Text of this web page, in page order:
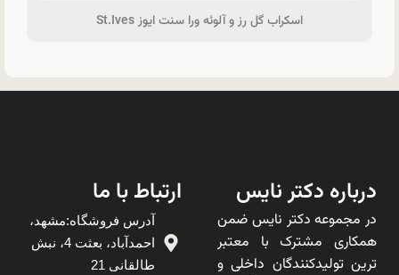
اسکراب گل رز و آلوئه ورا سنت ایوز St.Ives
درباره دکتر نایس
در مجموعه دکتر نایس ضمن
همکاری مشترک با معتبر
ترین تولیدکنندگان داخلی و
ارتباط با ما
آدرس فروشگاه:مشهد،
احمدآباد، بعثت 4، نبش
طالقانی 21